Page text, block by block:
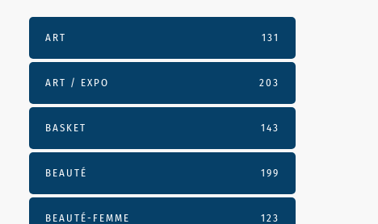
ART 131
ART / EXPO 203
BASKET 143
BEAUTÉ 199
BEAUTÉ-FEMME 123